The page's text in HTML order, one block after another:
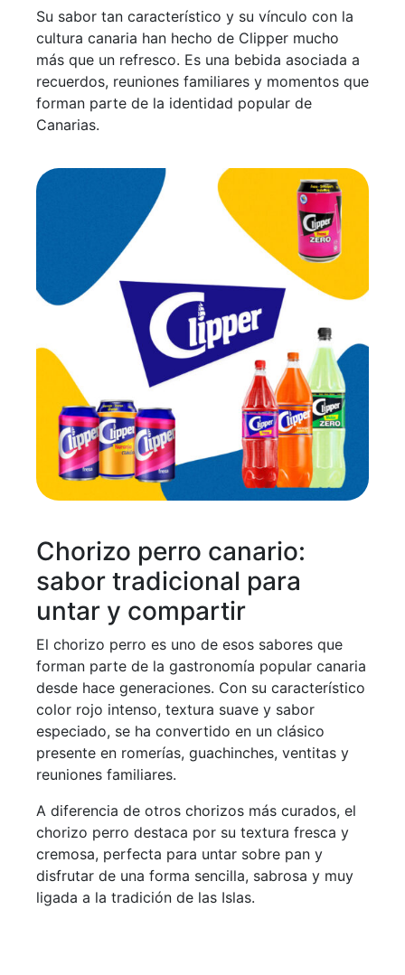
Su sabor tan característico y su vínculo con la
cultura canaria han hecho de Clipper mucho
más que un refresco. Es una bebida asociada a
recuerdos, reuniones familiares y momentos que
forman parte de la identidad popular de
Canarias.
Chorizo perro canario:
sabor tradicional para
untar y compartir
El chorizo perro es uno de esos sabores que
forman parte de la gastronomía popular canaria
desde hace generaciones. Con su característico
color rojo intenso, textura suave y sabor
especiado, se ha convertido en un clásico
presente en romerías, guachinches, ventitas y
reuniones familiares.
A diferencia de otros chorizos más curados, el
chorizo perro destaca por su textura fresca y
cremosa, perfecta para untar sobre pan y
disfrutar de una forma sencilla, sabrosa y muy
ligada a la tradición de las Islas.